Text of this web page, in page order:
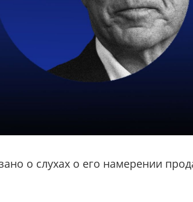
о слухах о его намерении